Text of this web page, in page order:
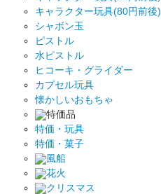
キャラクター玩具(80円前後)
シャボン玉
ピストル
水ピストル
ヒコーキ・グライダー
カプセル玩具
懐かしいおもちゃ
特価品
特価・玩具
特価・菓子
風船
花火
クリスマス